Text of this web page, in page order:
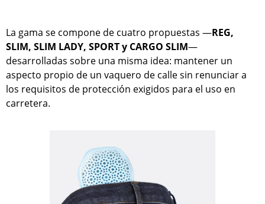
La gama se compone de cuatro propuestas —REG,
SLIM, SLIM LADY, SPORT y CARGO SLIM—
desarrolladas sobre una misma idea: mantener un
aspecto propio de un vaquero de calle sin renunciar a
los requisitos de protección exigidos para el uso en
carretera.